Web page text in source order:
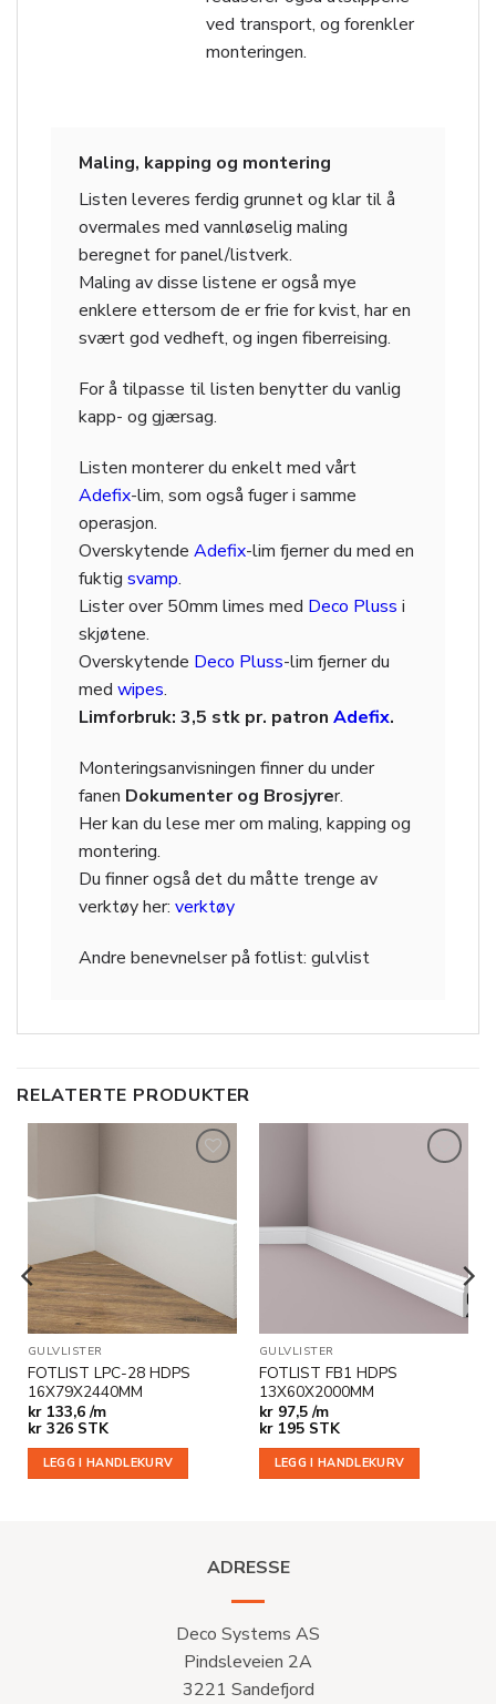
ved transport, og forenkler
monteringen.
Maling, kapping og montering
Listen leveres ferdig grunnet og klar til å
overmales med vannløselig maling
beregnet for panel/listverk.
Maling av disse listene er også mye
enklere ettersom de er frie for kvist, har en
svært god vedheft, og ingen fiberreising.
For å tilpasse til listen benytter du vanlig
kapp- og gjærsag.
Listen monterer du enkelt med vårt
Adefix-lim, som også fuger i samme
operasjon.
Overskytende Adefix-lim fjerner du med en
fuktig svamp.
Lister over 50mm limes med Deco Pluss i
skjøtene.
Overskytende Deco Pluss-lim fjerner du
med wipes.
Limforbruk: 3,5 stk pr. patron Adefix.
Monteringsanvisningen finner du under
fanen Dokumenter og Brosjyrer.
Her kan du lese mer om maling, kapping og
montering.
Du finner også det du måtte trenge av
verktøy her: verktøy
Andre benevnelser på fotlist: gulvlist
RELATERTE PRODUKTER
i
GULVLISTER
FOTLIST LPC-28 HDPS
16X79X2440MM
kr133,6 /m
kr326 STK
LEGG I HANDLEKURV
GULVLISTER
FOTLIST FB1 HDPS
13X60X2000MM
kr97,5 /m
kr195 STK
LEGG I HANDLEKURV
ADRESSE
Deco Systems AS
Pindsleveien 2A
3221 Sandefjord